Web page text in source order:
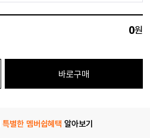
0원
바로구매
특별한 멤버쉽혜택 알아보기